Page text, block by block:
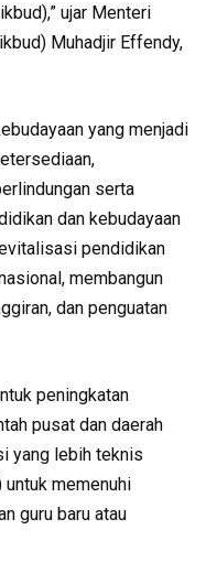
ujar Menteri
Muhadjir Effendy,
yang menjadi
serta
dan kebudayaan
pendidikan
membangun
dan penguatan
peningkatan
pusat dan daerah
yang lebih teknis
untuk memenuhi
guru baru atau